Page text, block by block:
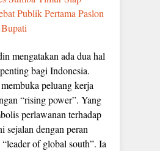
Publik Pertama Paslon
mengatakan ada dua hal
bagi Indonesia.
peluang kerja
“rising power”. Yang
perlawanan terhadap
sejalan dengan peran
of global south”. Ia